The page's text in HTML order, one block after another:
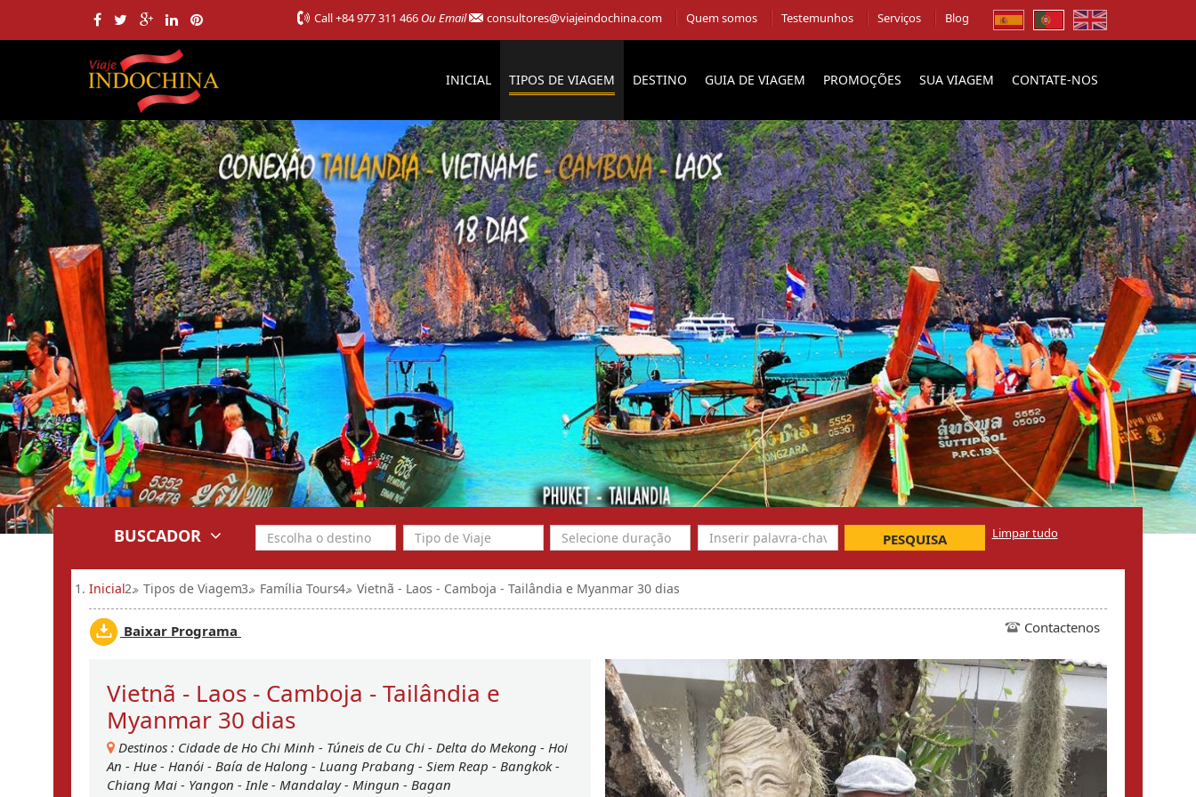
Call+84 977 311 466 Ou Email consultores@viajeindochina.com Quem somos Testemunhos Serviços Blog
INICIAL TIPOS DE VIAGEM DESTINO GUIA DE VIAGEM PROMOÇÕES SUA VIAGEM CONTATE-NOS
BUSCADOR PESQUISA Limpar tudo
Inicial Tipos de Viagem Família Tours Vietnã - Laos - Camboja - Tailândia e Myanmar 30 dias
Baixar Programa Contactenos
Vietnã - Laos - Camboja - Tailândia e
Myanmar 30 dias
Destinos : Cidade de Ho Chi Minh - Túneis de Cu Chi - Delta do Mekong - Hoi
An - Hue - Hanói - Baía de Halong - Luang Prabang - Siem Reap - Bangkok-
Chiang Mai - Yangon -Inle - Mandalay- Mingun - Bagan